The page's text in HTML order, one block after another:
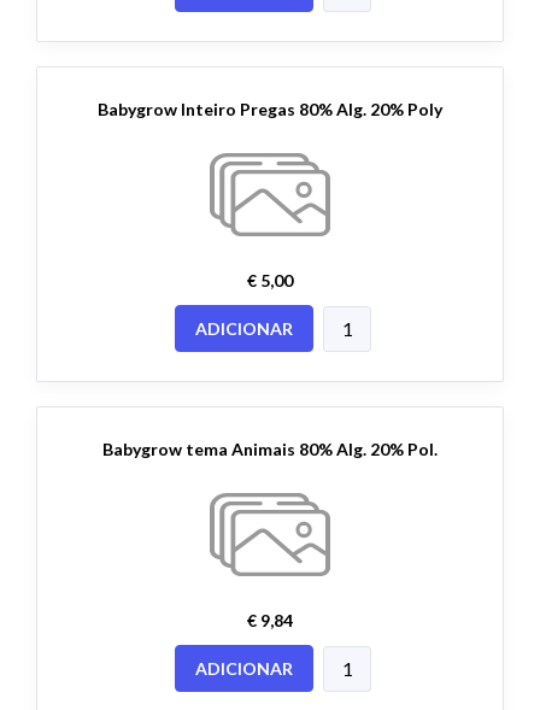
Babygrow Inteiro Pregas 80% Alg. 20% Poly
€ 5,00
ADICIONAR
Babygrow tema Animais 80% Alg. 20% Pol.
€ 9,84
ADICIONAR